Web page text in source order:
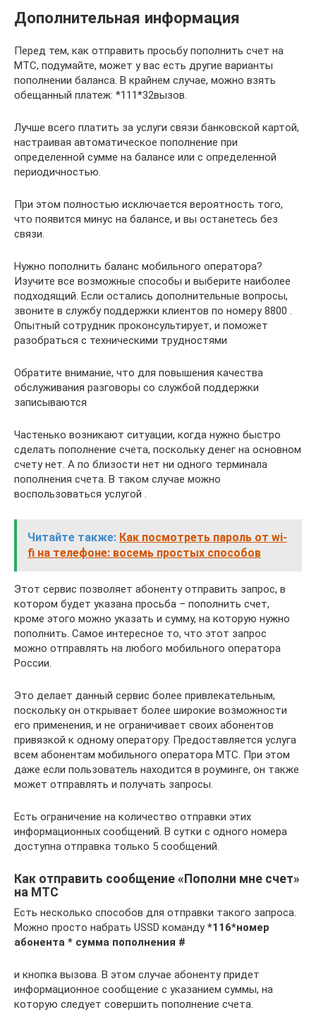
Дополнительная информация
Перед тем, как отправить просьбу пополнить счет на
МТС, подумайте, может у вас есть другие варианты
пополнении баланса. В крайнем случае, можно взять
обещанный платеж: *111*32вызов.
Лучше всего платить за услуги связи банковской картой,
настраивая автоматическое пополнение при
определенной сумме на балансе или с определенной
периодичностью.
При этом полностью исключается вероятность того,
что появится минус на балансе, и вы останетесь без
связи.
Нужно пополнить баланс мобильного оператора?
Изучите все возможные способы и выберите наиболее
подходящий. Если остались дополнительные вопросы,
звоните в службу поддержки клиентов по номеру 8800 .
Опытный сотрудник проконсультирует, и поможет
разобраться с техническими трудностями
Обратите внимание, что для повышения качества
обслуживания разговоры со службой поддержки
записываются
Частенько возникают ситуации, когда нужно быстро
сделать пополнение счета, поскольку денег на основном
счету нет. А по близости нет ни одного терминала
пополнения счета. В таком случае можно
воспользоваться услугой .
Читайте также: Как посмотреть пароль от wi-
fi на телефоне: восемь простых способов
Этот сервис позволяет абоненту отправить запрос, в
котором будет указана просьба – пополнить счет,
кроме этого можно указать и сумму, на которую нужно
пополнить. Самое интересное то, что этот запрос
можно отправлять на любого мобильного оператора
России.
Это делает данный сервис более привлекательным,
поскольку он открывает более широкие возможности
его применения, и не ограничивает своих абонентов
привязкой к одному оператору. Предоставляется услуга
всем абонентам мобильного оператора МТС. При этом
даже если пользователь находится в роуминге, он также
может отправлять и получать запросы.
Есть ограничение на количество отправки этих
информационных сообщений. В сутки с одного номера
доступна отправка только 5 сообщений.
Как отправить сообщение «Пополни мне счет»
на МТС
Есть несколько способов для отправки такого запроса.
Можно просто набрать USSD команду*116*номер
абонента * сумма пополнения #
и кнопка вызова. В этом случае абоненту придет
информационное сообщение с указанием суммы, на
которую следует совершить пополнение счета.